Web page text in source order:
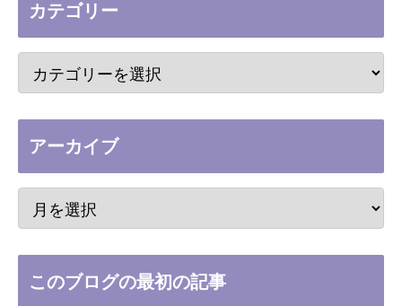
カテゴリー
アーカイブ
このブログの最初の記事